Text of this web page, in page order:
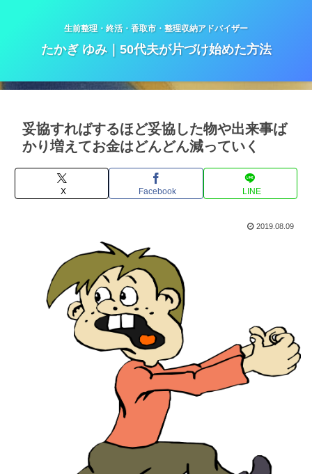
生前整理・終活・香取市・整理収納アドバイザー
たかぎ ゆみ｜50代夫が片づけ始めた方法
妥協すればするほど妥協した物や出来事ば
かり増えてお金はどんどん減っていく
X Facebook LINE
2019.08.09